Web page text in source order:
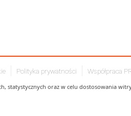
Polityka prywatności Współpraca
statystycznych oraz w celu dostosowania